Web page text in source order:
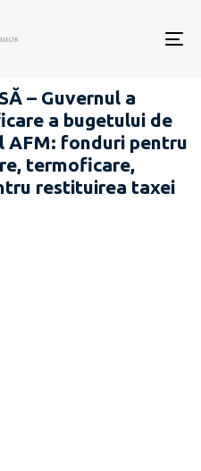
– Guvernul a
a bugetului de
AFM: fonduri pentru
termoficare,
restituirea taxei